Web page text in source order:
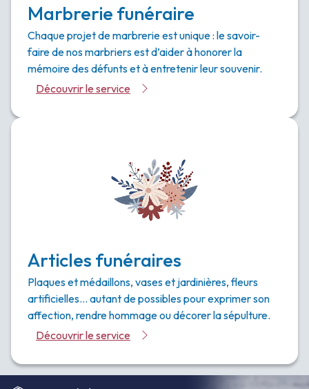
Marbrerie funéraire
Chaque projet de marbrerie est unique : le savoir-
faire de nos marbriers est d’aider à honorer la
mémoire des défunts et à entretenir leur souvenir.
Découvrir le service
Articles funéraires
Plaques et médaillons, vases et jardinières, fleurs
artificielles… autant de possibles pour exprimer son
affection, rendre hommage ou décorer la sépulture.
Découvrir le service